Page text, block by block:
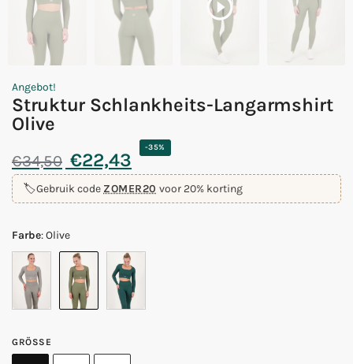
Angebot!
Struktur Schlankheits-Langarmshirt
Olive
€34,50 €22,43
-35%
🏷️Gebruik code ZOMER20 voor 20% korting
Farbe:Olive
GRÖSSE